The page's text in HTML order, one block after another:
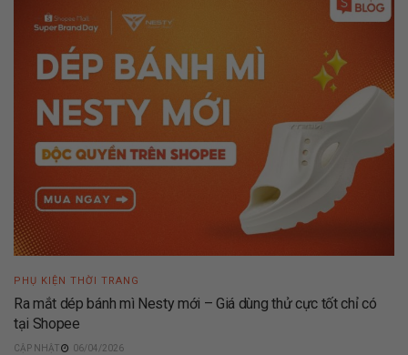
PHỤ KIỆN THỜI TRANG
Ra mắt dép bánh mì Nesty mới – Giá dùng thử cực tốt chỉ có
tại Shopee
06/04/2026